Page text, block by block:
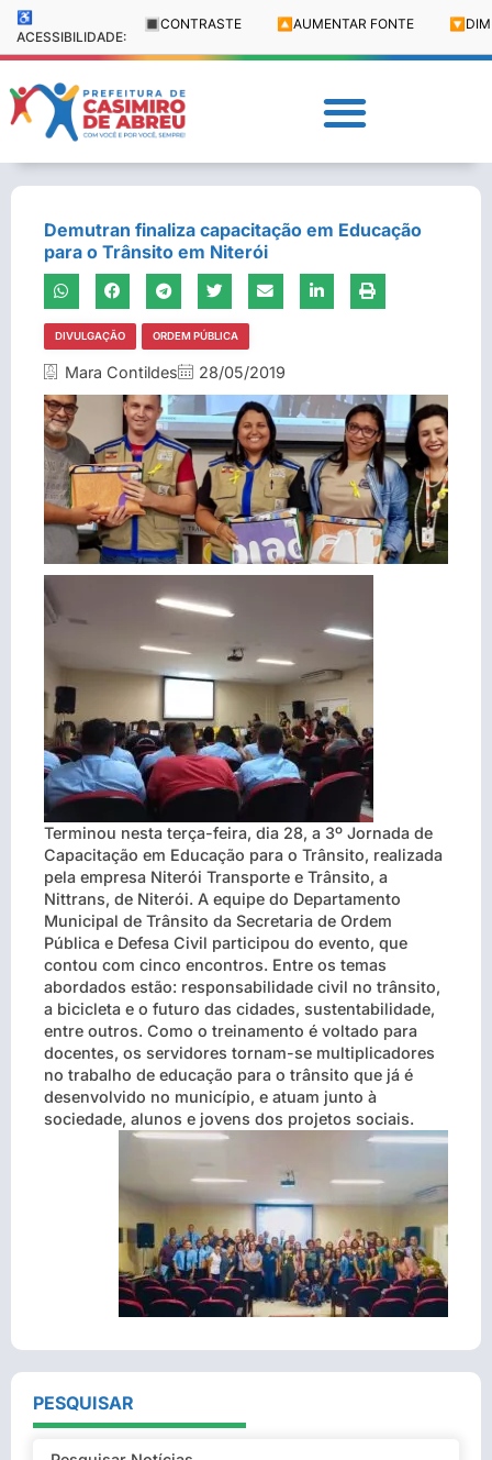
♿
ACESSIBILIDADE:
🔳 CONTRASTE 🔼 AUMENTAR FONTE 🔽
Demutran finaliza capacitação em Educação
para o Trânsito em Niterói
DIVULGAÇÃO ORDEM PÚBLICA
Mara Contildes 28/05/2019
Terminou nesta terça-feira, dia 28, a 3º Jornada de
Capacitação em Educação para o Trânsito, realizada
pela empresa Niterói Transporte e Trânsito, a
Nittrans, de Niterói. A equipe do Departamento
Municipal de Trânsito da Secretaria de Ordem
Pública e Defesa Civil participou do evento, que
contou com cinco encontros. Entre os temas
abordados estão: responsabilidade civil no trânsito,
a bicicleta e o futuro das cidades, sustentabilidade,
entre outros. Como o treinamento é voltado para
docentes, os servidores tornam-se multiplicadores
no trabalho de educação para o trânsito que já é
desenvolvido no município, e atuam junto à
sociedade, alunos e jovens dos projetos sociais.
PESQUISAR